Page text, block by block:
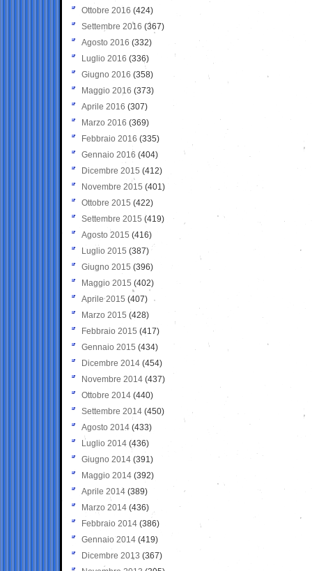
Ottobre 2016 (424)
Settembre 2016 (367)
Agosto 2016 (332)
Luglio 2016 (336)
Giugno 2016 (358)
Maggio 2016 (373)
Aprile 2016 (307)
Marzo 2016 (369)
Febbraio 2016 (335)
Gennaio 2016 (404)
Dicembre 2015 (412)
Novembre 2015 (401)
Ottobre 2015 (422)
Settembre 2015 (419)
Agosto 2015 (416)
Luglio 2015 (387)
Giugno 2015 (396)
Maggio 2015 (402)
Aprile 2015 (407)
Marzo 2015 (428)
Febbraio 2015 (417)
Gennaio 2015 (434)
Dicembre 2014 (454)
Novembre 2014 (437)
Ottobre 2014 (440)
Settembre 2014 (450)
Agosto 2014 (433)
Luglio 2014 (436)
Giugno 2014 (391)
Maggio 2014 (392)
Aprile 2014 (389)
Marzo 2014 (436)
Febbraio 2014 (386)
Gennaio 2014 (419)
Dicembre 2013 (367)